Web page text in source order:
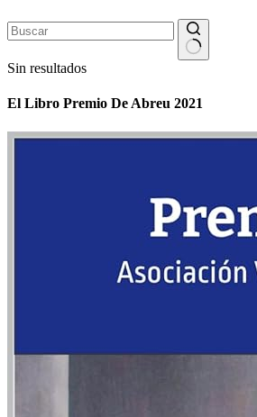
Sin resultados
El Libro Premio De Abreu 2021